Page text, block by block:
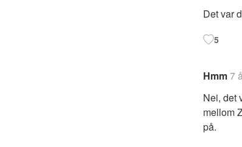
Det var
5
Hmm7
Nei, det
mellom
på.